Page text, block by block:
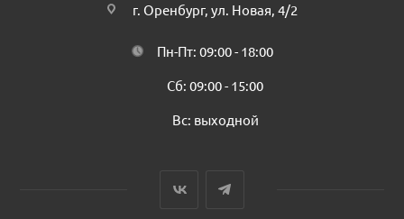
г. Оренбург, ул. Новая, 4/2
Пн-Пт: 09:00 - 18:00
Сб: 09:00 - 15:00
Вс: выходной